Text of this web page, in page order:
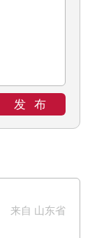
发布
来自 山东省